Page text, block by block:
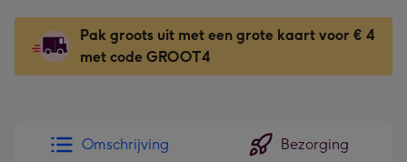
120
x
160
mm
Dimensions:
167
x
€6,49
-
Voor
-
Pak groots uit met een grote kaart voor € 4
met code GROOT4
Omschrijving Bezorging